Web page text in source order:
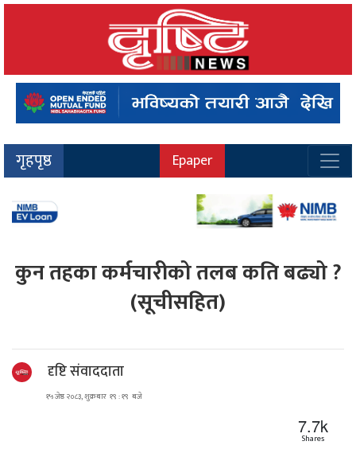
गृहपृष्ठ Epaper
कुन तहका कर्मचारीको तलब कति बढ्यो ?
(सूचीसहित)
दृष्टि संवाददाता
१५ जेष्ठ २०८३, शुक्रबार १९ : १९ बजे
7.7k
Shares